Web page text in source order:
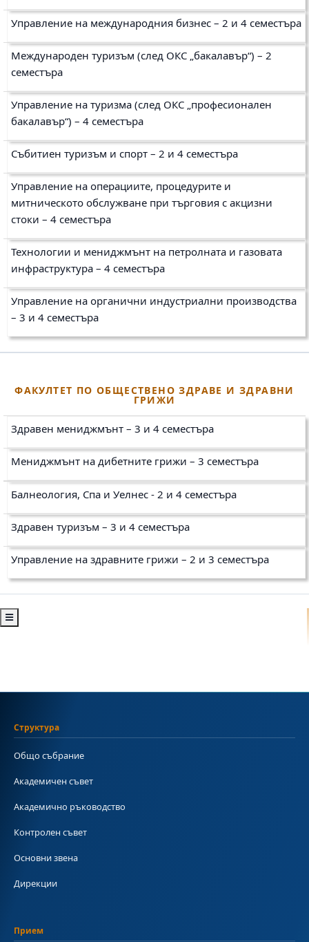
Управление на международния бизнес – 2 и 4 семестъра
Международен туризъм (след ОКС „бакалавър“) – 2
семестъра
Управление на туризма (след ОКС „професионален
бакалавър“) – 4 семестъра
Събитиен туризъм и спорт – 2 и 4 семестъра
Управление на операциите, процедурите и
митническото обслужване при търговия с акцизни
стоки – 4 семестъра
Технологии и мениджмънт на петролната и газовата
инфраструктура – 4 семестъра
Управление на органични индустриални производства
– 3 и 4 семестъра
ФАКУЛТЕТ ПО ОБЩЕСТВЕНО ЗДРАВЕ И ЗДРАВНИ
ГРИЖИ
Здравен мениджмънт – 3 и 4 семестъра
Мениджмънт на дибетните грижи – 3 семестъра
Балнеология, Спа и Уелнес - 2 и 4 семестъра
Здравен туризъм – 3 и 4 семестъра
Управление на здравните грижи – 2 и 3 семестъра
Структура
Общо събрание
Академичен съвет
Академично ръководство
Контролен съвет
Основни звена
Дирекции
Прием